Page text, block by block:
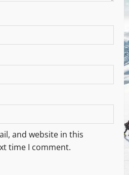
and website in this
time I comment.